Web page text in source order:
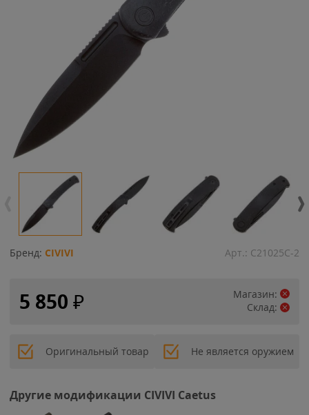
Бренд: CIVIVI Арт.: C21025C-2
5 850 ₽
Магазин:
Склад:
Оригинальный товар Не является оружием
Другие модификации CIVIVI Caetus